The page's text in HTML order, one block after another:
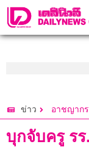
ข่าว อาชญาก
บุกจับครู ร